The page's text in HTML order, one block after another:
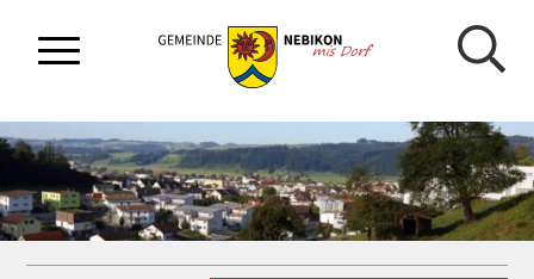
NAVIGIEREN IN GEMEINDE NEBIKON
Mobilnavigation